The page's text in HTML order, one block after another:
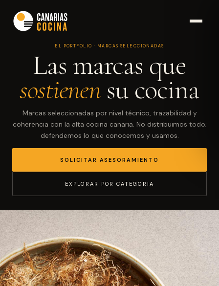
EL PORTFOLIO · MARCAS SELECCIONADAS
Las marcas que
sostienen su cocina
Marcas seleccionadas por nivel técnico, trazabilidad y
coherencia con la alta cocina canaria. No distribuimos todo;
defendemos lo que conocemos y usamos.
SOLICITAR ASESORAMIENTO
EXPLORAR POR CATEGORIA